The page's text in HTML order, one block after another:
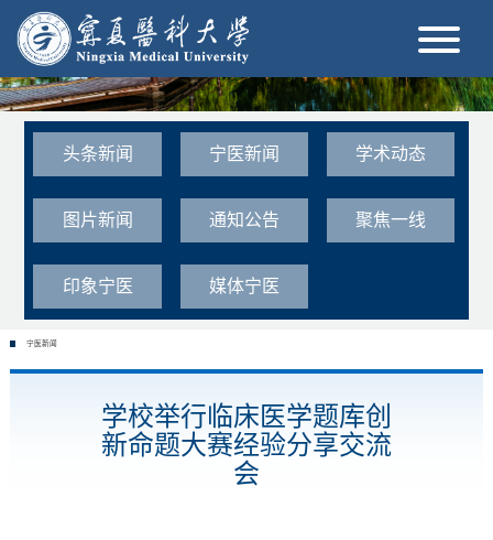
头条新闻 宁医新闻 学术动态
图片新闻 通知公告 聚焦一线
印象宁医 媒体宁医
宁医新闻
学校举行临床医学题库创
新命题大赛经验分享交流
会